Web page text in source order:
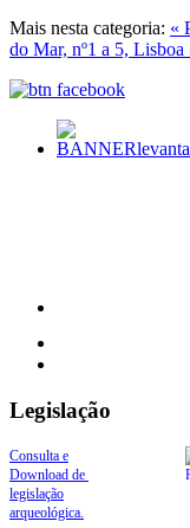
Mais nesta categoria: «
do Mar, nº1 a 5, Lisboa
Legislação
Consulta e
Download de
legislação
arqueológica.